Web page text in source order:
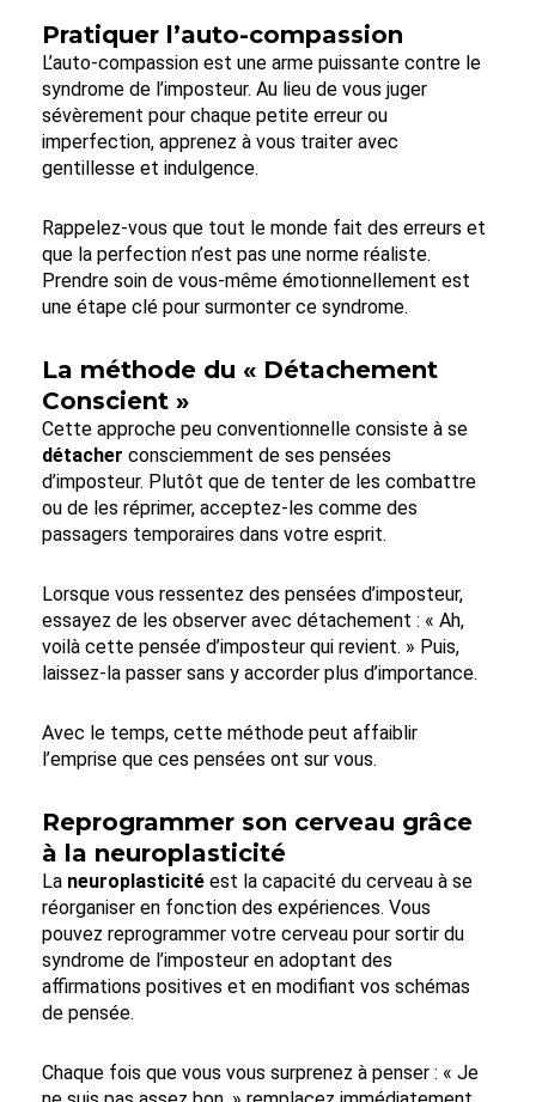
Pratiquer l’auto-compassion
L’auto-compassion est une arme puissante contre le
syndrome de l’imposteur. Au lieu de vous juger
sévèrement pour chaque petite erreur ou
imperfection, apprenez à vous traiter avec
gentillesse et indulgence.
Rappelez-vous que tout le monde fait des erreurs et
que la perfection n’est pas une norme réaliste.
Prendre soin de vous-même émotionnellement est
une étape clé pour surmonter ce syndrome.
La méthode du « Détachement
Conscient »
Cette approche peu conventionnelle consiste à se
détacher consciemment de ses pensées
d’imposteur. Plutôt que de tenter de les combattre
ou de les réprimer, acceptez-les comme des
passagers temporaires dans votre esprit.
Lorsque vous ressentez des pensées d’imposteur,
essayez de les observer avec détachement : « Ah,
voilà cette pensée d’imposteur qui revient. » Puis,
laissez-la passer sans y accorder plus d’importance.
Avec le temps, cette méthode peut affaiblir
l’emprise que ces pensées ont sur vous.
Reprogrammer son cerveau grâce
à la neuroplasticité
La neuroplasticité est la capacité du cerveau à se
réorganiser en fonction des expériences. Vous
pouvez reprogrammer votre cerveau pour sortir du
syndrome de l’imposteur en adoptant des
affirmations positives et en modifiant vos schémas
de pensée.
Chaque fois que vous vous surprenez à penser : « Je